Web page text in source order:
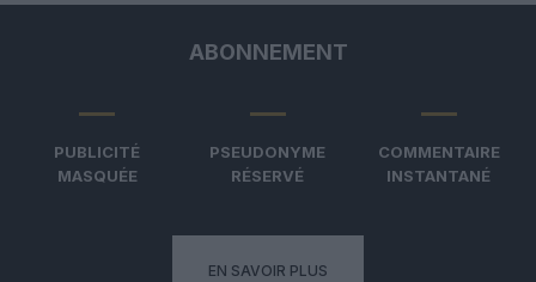
ABONNEMENT
PUBLICITÉ
MASQUÉE
PSEUDONYME
RÉSERVÉ
COMMENTAIRE
INSTANTANÉ
EN SAVOIR PLUS